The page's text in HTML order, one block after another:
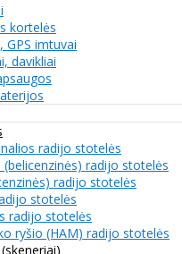
kortelės
GPS imtuvai
davikliai
radijo stotelės
(belicenzinės) radijo stotelės
radijo stotelės
stotelės
radijo stotelės
ryšio (HAM) radijo stotelės